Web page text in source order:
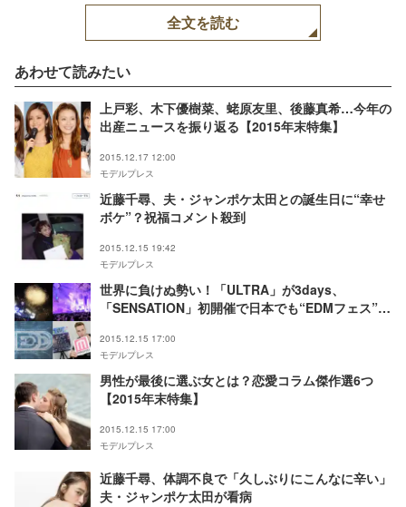
【モデルプレス】
全文を読む
あわせて読みたい
上戸彩、木下優樹菜、蛯原友里、後藤真希…今年の
出産ニュースを振り返る【2015年末特集】
2015.12.17 12:00
モデルプレス
近藤千尋、夫・ジャンポケ太田との誕生日に“幸せ
ボケ”？祝福コメント殺到
2015.12.15 19:42
モデルプレス
世界に負けぬ勢い！「ULTRA」が3days、
「SENSATION」初開催で日本でも“EDMフェス”ブ
2015.12.15 17:00
モデルプレス
男性が最後に選ぶ女とは？恋愛コラム傑作選6つ
【2015年末特集】
2015.12.15 17:00
モデルプレス
近藤千尋、体調不良で「久しぶりにこんなに辛い」
夫・ジャンポケ太田が看病